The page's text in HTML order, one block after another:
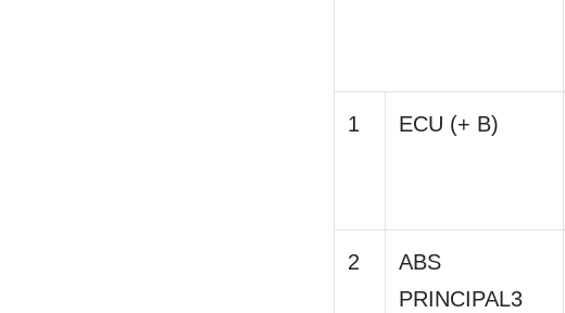
1 ECU (+ B)
2
ABS
PRINCIPAL3